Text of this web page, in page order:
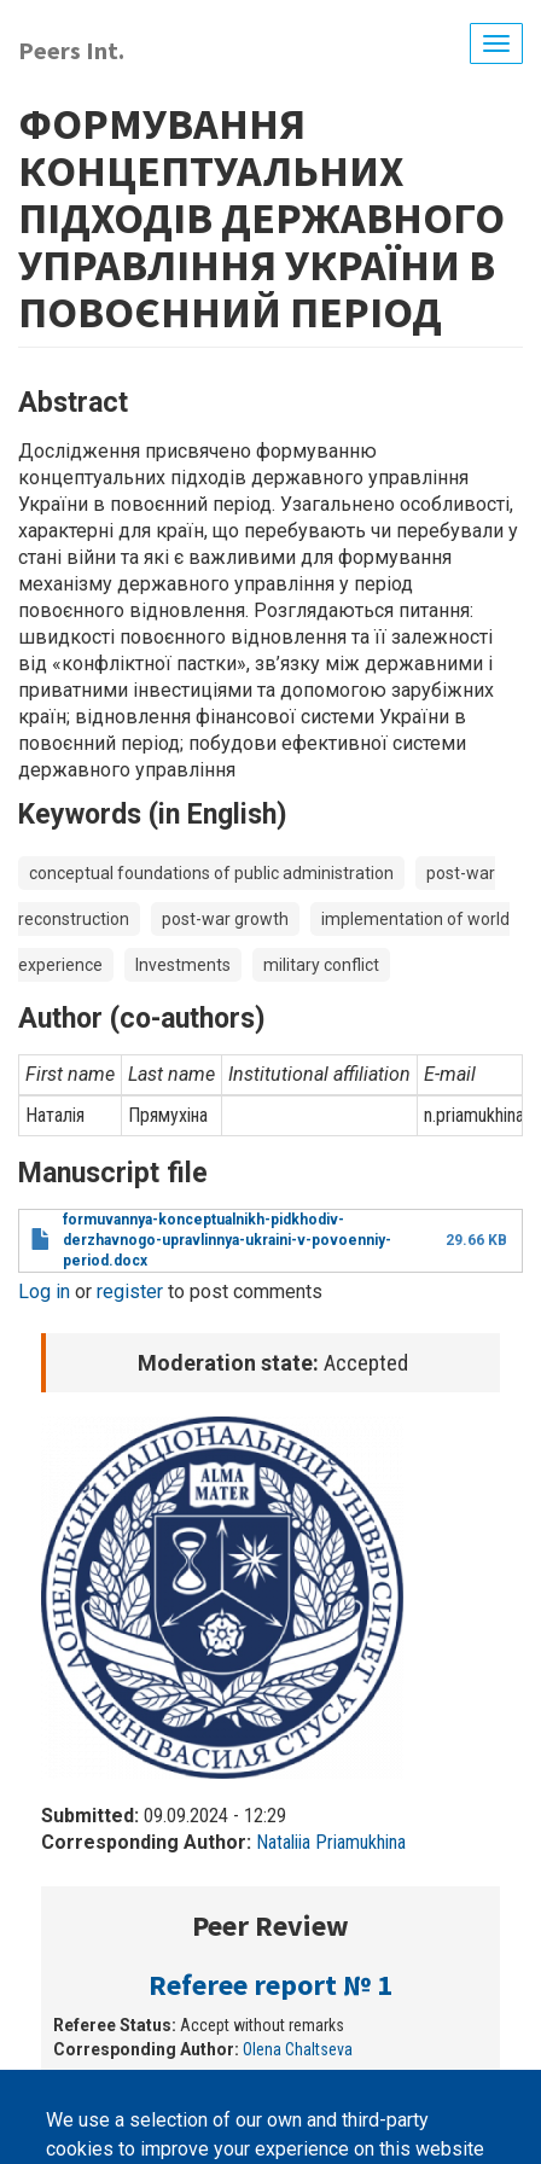
main
Peers Int.
ФОРМУВАННЯ
КОНЦЕПТУАЛЬНИХ
ПІДХОДІВ ДЕРЖАВНОГО
УПРАВЛІННЯ УКРАЇНИ В
ПОВОЄННИЙ ПЕРІОД
Abstract
Дослідження присвячено формуванню
концептуальних підходів державного управління
України в повоєнний період. Узагальнено особливості,
характерні для країн, що перебувають чи перебували у
стані війни та які є важливими для формування
механізму державного управління у період
повоєнного відновлення. Розглядаються питання:
швидкості повоєнного відновлення та її залежності
від «конфліктної пастки», зв’язку між державними і
приватними інвестиціями та допомогою зарубіжних
країн; відновлення фінансової системи України в
повоєнний період; побудови ефективної системи
державного управління
Keywords (in English)
conceptual foundations of public administration post-war
reconstruction post-war growth implementation of world
experience Investments military conflict
Author (co-authors)
First name Last name Institutional affiliation
E-mail
Наталія
Прямухіна
Manuscript file
formuvannya-konceptualnikh-pidkhodiv-
derzhavnogo-upravlinnya-ukraini-v-povoenniy-
period.docx
29.66 KB
Log in or register to post comments
Moderation state: Accepted
Submitted: 09.09.2024 - 12:29
Corresponding Author: Nataliia Priamukhina
Peer Review
Referee report № 1
Referee Status: Accept without remarks
Corresponding Author: Olena Chaltseva
We use a selection of our own and third-party
cookies to improve your experience on this website